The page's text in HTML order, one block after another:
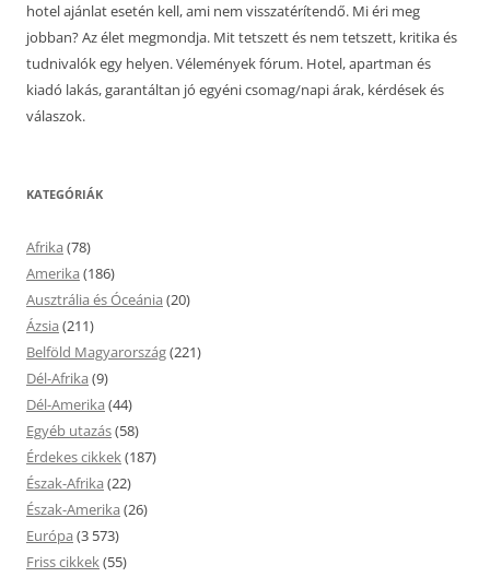
hotel ajánlat esetén kell, ami nem visszatérítendő. Mi éri meg
jobban? Az élet megmondja. Mit tetszett és nem tetszett, kritika és
tudnivalók egy helyen. Vélemények fórum. Hotel, apartman és
kiadó lakás, garantáltan jó egyéni csomag/napi árak, kérdések és
válaszok.
KATEGÓRIÁK
Afrika (78)
Amerika (186)
Ausztrália és Óceánia (20)
Ázsia (211)
Belföld Magyarország(221)
Dél-Afrika (9)
Dél-Amerika (44)
Egyéb utazás(58)
Érdekes cikkek(187)
Észak-Afrika (22)
Észak-Amerika (26)
Európa (3 573)
Friss cikkek(55)